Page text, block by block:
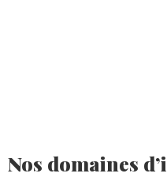
Nos domaines